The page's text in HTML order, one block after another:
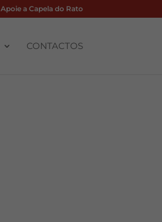
Apoie a Capela do Rato
CONTACTOS